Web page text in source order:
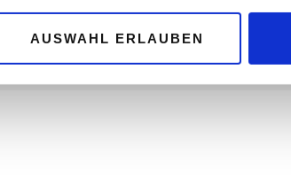
AUSWAHL ERLAUBEN